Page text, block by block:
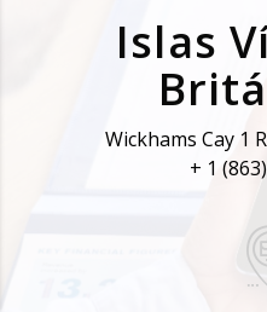
Islas
Wickhams Cay 1
+ 1